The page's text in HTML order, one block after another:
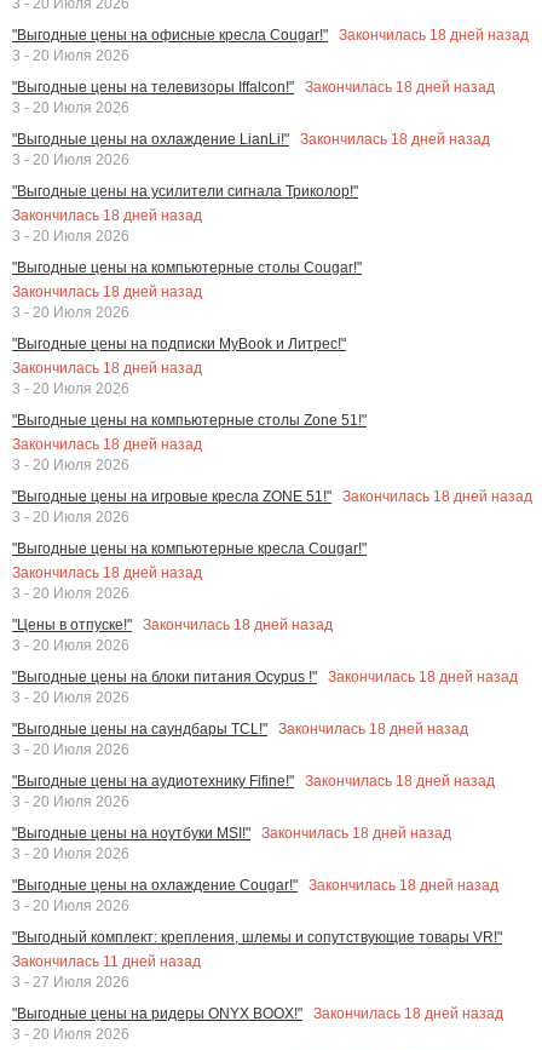
"Выгодные цены на офисные кресла Cougar!"
Закончилась 18 дней назад
3 - 20 Июля 2026
"Выгодные цены на телевизоры Iffalcon!"
Закончилась 18 дней назад
3 - 20 Июля 2026
"Выгодные цены на охлаждение LianLi!"
Закончилась 18 дней назад
3 - 20 Июля 2026
"Выгодные цены на усилители сигнала Триколор!"
Закончилась 18 дней назад
3 - 20 Июля 2026
"Выгодные цены на компьютерные столы Cougar!"
Закончилась 18 дней назад
3 - 20 Июля 2026
"Выгодные цены на подписки MyBook и Литрес!"
Закончилась 18 дней назад
3 - 20 Июля 2026
"Выгодные цены на компьютерные столы Zone 51!"
Закончилась 18 дней назад
3 - 20 Июля 2026
"Выгодные цены на игровые кресла ZONE 51!"
Закончилась 18 дней назад
3 - 20 Июля 2026
"Выгодные цены на компьютерные кресла Cougar!"
Закончилась 18 дней назад
3 - 20 Июля 2026
"Цены в отпуске!"
Закончилась 18 дней назад
3 - 20 Июля 2026
"Выгодные цены на блоки питания Ocypus !"
Закончилась 18 дней назад
3 - 20 Июля 2026
"Выгодные цены на саундбары TCL!"
Закончилась 18 дней назад
3 - 20 Июля 2026
"Выгодные цены на аудиотехнику Fifine!"
Закончилась 18 дней назад
3 - 20 Июля 2026
"Выгодные цены на ноутбуки MSI!"
Закончилась 18 дней назад
3 - 20 Июля 2026
"Выгодные цены на охлаждение Cougar!"
Закончилась 18 дней назад
3 - 20 Июля 2026
"Выгодный комплект: крепления, шлемы и сопутствующие товары VR!"
Закончилась 11 дней назад
3 - 27 Июля 2026
"Выгодные цены на ридеры ONYX BOOX!"
Закончилась 18 дней назад
3 - 20 Июля 2026